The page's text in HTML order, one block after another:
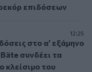
επιδόσεων
12:25
στο α’ εξάμηνο
συνδέει τα
κλείσιμο του